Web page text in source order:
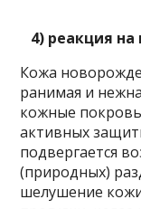
4) реакция
Кожа
ранимая и
кожные
активных
подвергается
(природных)
шелушение